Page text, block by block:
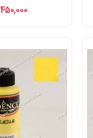
450,000 تومان